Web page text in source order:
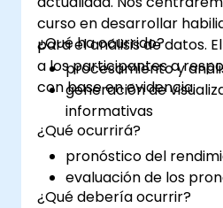
curso en desarrollar
para el análisis de datos.
a los participantes a
con base en evidencia:
¿Qué ha ocurrido?
procesamiento y
generación de
informativas
¿Qué ocurrirá?
pronóstico del
evaluación de los
¿Qué debería ocurrir?